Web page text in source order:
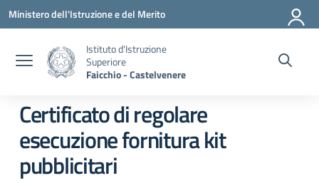
Vai ai contenuti
Vai al menu di navigazione
Vai al footer
Ministero dell'Istruzione e del Merito
Istituto d'Istruzione
Superiore
Faicchio - Castelvenere
Certificato di regolare
esecuzione fornitura kit
pubblicitari